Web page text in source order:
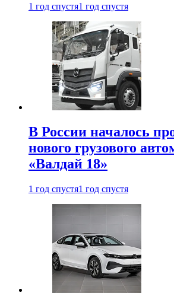
1 год спустя1 год спустя
В России началось
нового грузового
«Валдай 18»
1 год спустя1 год спустя